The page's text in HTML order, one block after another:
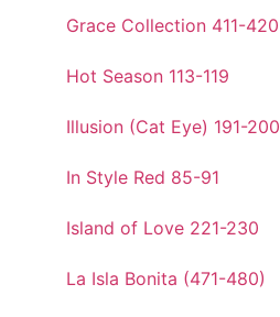
Grace Collection 411-420
Hot Season 113-119
Illusion (Cat Eye) 191-200
In Style Red 85-91
Island of Love 221-230
La Isla Bonita (471-480)